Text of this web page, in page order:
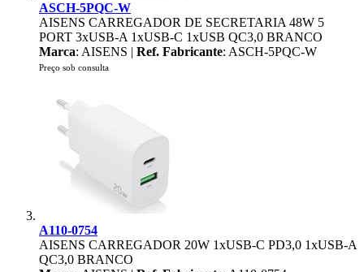
ASCH-5PQC-W
AISENS CARREGADOR DE SECRETARIA 48W 5
PORT 3xUSB-A 1xUSB-C 1xUSB QC3,0 BRANCO
Marca: AISENS | Ref. Fabricante: ASCH-5PQC-W
Preço sob consulta
A110-0754
AISENS CARREGADOR 20W 1xUSB-C PD3,0 1xUSB-A
QC3,0 BRANCO